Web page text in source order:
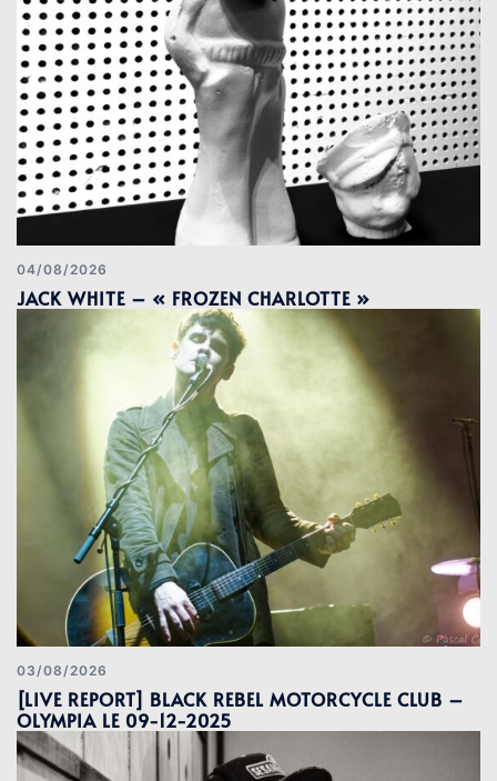
04/08/2026
JACK WHITE – « FROZEN CHARLOTTE »
03/08/2026
[LIVE REPORT] BLACK REBEL MOTORCYCLE CLUB –
OLYMPIA LE 09-12-2025